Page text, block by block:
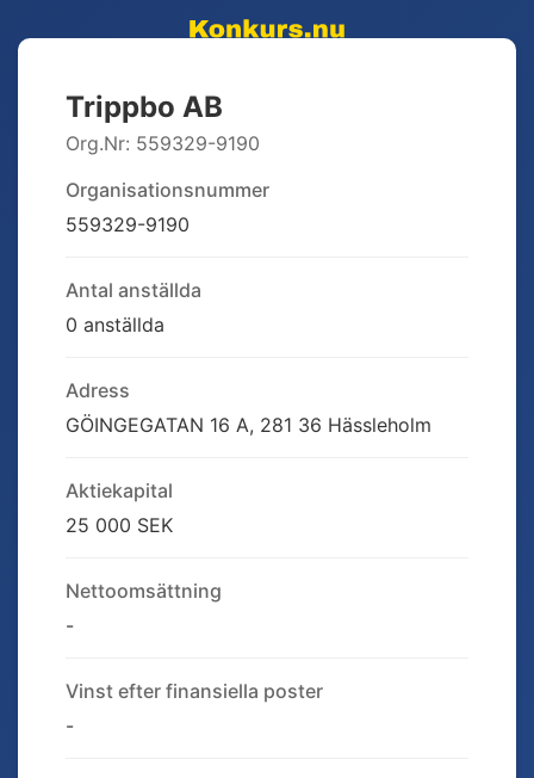
Trippbo AB
Org.Nr: 559329-9190
Organisationsnummer
559329-9190
Antal anställda
0 anställda
Adress
GÖINGEGATAN 16 A, 281 36 Hässleholm
Aktiekapital
25 000 SEK
Nettoomsättning
-
Vinst efter finansiella poster
-